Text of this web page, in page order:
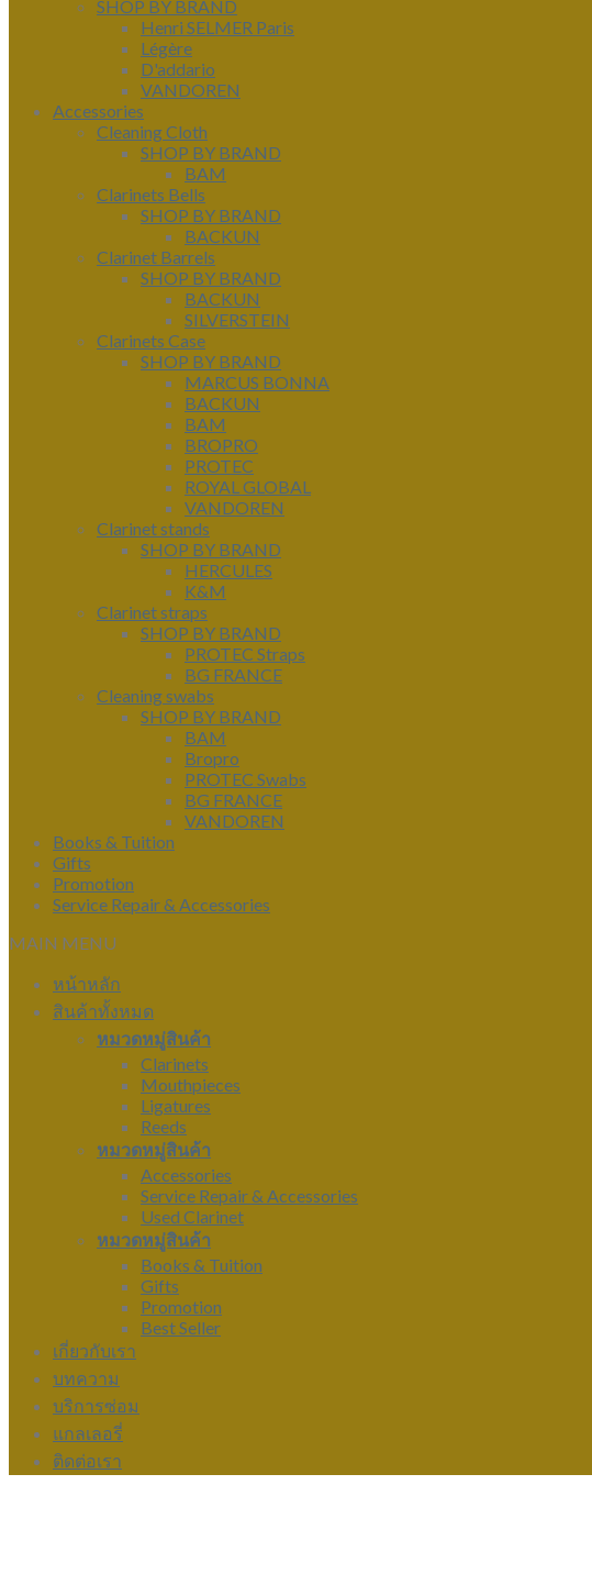
SHOP BY BRAND
Henri SELMER Paris
Légère
D'addario
VANDOREN
Accessories
Cleaning Cloth
SHOP BY BRAND
BAM
Clarinets Bells
SHOP BY BRAND
BACKUN
Clarinet Barrels
SHOP BY BRAND
BACKUN
SILVERSTEIN
Clarinets Case
SHOP BY BRAND
MARCUS BONNA
BACKUN
BAM
BROPRO
PROTEC
ROYAL GLOBAL
VANDOREN
Clarinet stands
SHOP BY BRAND
HERCULES
K&M
Clarinet straps
SHOP BY BRAND
PROTEC Straps
BG FRANCE
Cleaning swabs
SHOP BY BRAND
BAM
Bropro
PROTEC Swabs
BG FRANCE
VANDOREN
Books & Tuition
Gifts
Promotion
Service Repair & Accessories
MAIN MENU
หน้าหลัก
สินค้าทั้งหมด
หมวดหมู่สินค้า
Clarinets
Mouthpieces
Ligatures
Reeds
หมวดหมู่สินค้า
Accessories
Service Repair & Accessories
Used Clarinet
หมวดหมู่สินค้า
Books & Tuition
Gifts
Promotion
Best Seller
เกี่ยวกับเรา
บทความ
บริการซ่อม
แกลเลอรี่
ติดต่อเรา